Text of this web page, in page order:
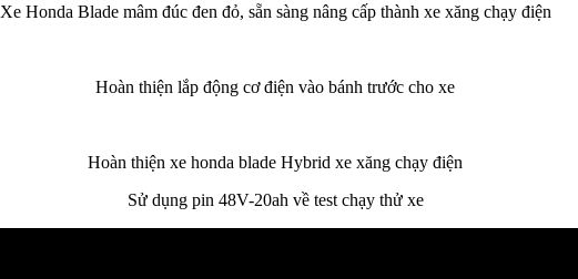
Xe Honda Blade mâm đúc đen đỏ, sẵn sàng nâng cấp thành xe xăng chạy điện
Hoàn thiện lắp động cơ điện vào bánh trước cho xe
Hoàn thiện xe honda blade Hybrid xe xăng chạy điện
Sử dụng pin 48V-20ah về test chạy thử xe